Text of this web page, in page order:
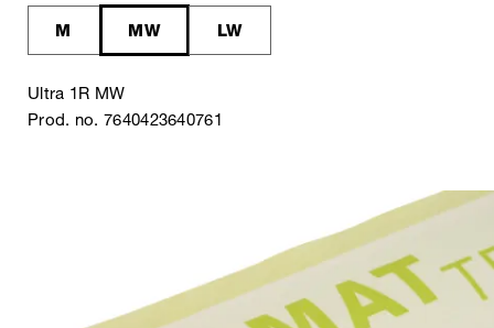
M MW LW
Ultra 1R MW
Prod. no. 7640423640761